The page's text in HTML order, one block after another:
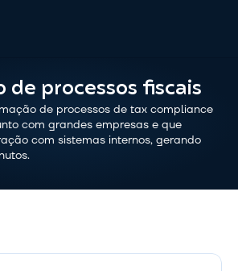
de processos fiscais
de processos de tax compliance
com grandes empresas e que
com sistemas internos, gerando